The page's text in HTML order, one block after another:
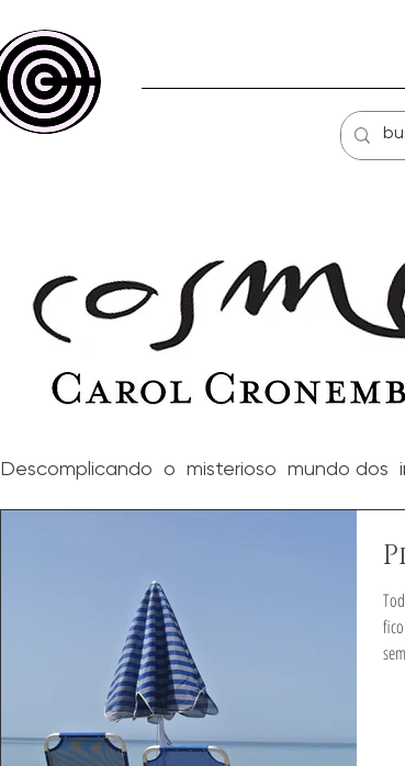
Descomplicando o misterioso mundo dos
fico numa